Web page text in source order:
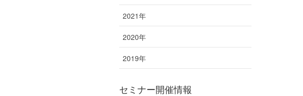
2021年
2020年
2019年
セミナー開催情報